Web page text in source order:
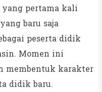
pertama kali
baru saja
peserta didik
Momen ini
membentuk karakter
didik baru.